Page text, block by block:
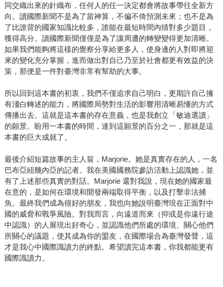
同交織出來的針織布，任何人的任一決定都會將故事帶往全新方
向。讀國際新聞不是為了當神算，不偏不倚預測未來；也不是為
了比誰背的國家知識比較多，誰能在最短時間內猜對多少題目，
獲得高分。讀國際新聞僅僅是為了讓周遭的轉變變得更加清晰。
如果我們能夠將這樣的覺察分享給更多人，使身邊的人對即將迎
來的變化充分掌握，進而做出對自己乃至於社會都更有效益的決
策，那便是一件對臺灣非常有幫助的大事。
所以回到這本書的初衷，我們不僅追求自己明白，更期許自己擁
有淺白轉述的能力，將國際局勢對生活的影響用清晰易懂的方式
傳播出去。這就是這本書的存在意義，也是我創立「敏迪選讀」
的願景。盼用一本書的時間，達到這願景的百分之一，那就是這
本書的巨大成就了。
最後介紹短篇故事的主人翁，Marjorie。她是真實存在的人，一名
巴布亞紐幾內亞的記者。我在美國國務院參訪活動上認識她，並
有了上述那些真實的對話。Marjorie 還對我說，現在她的國家最
在意的，是如何在環境和開發兩端取得平衡，以及打擊非法捕
魚。最終我們成為很好的朋友，我也向她說明臺灣現在正面對中
國的威脅和戰爭風險。對我而言，向遠道而來（抑或是你遠行途
中認識）的人展現出好奇心，並認識他們所處的環境、關心他們
所關心的議題，使其成為你的盟友，在國際場合為臺灣發聲，這
才是我心中國際識讀力的終點。希望讀完這本書，你我都能更有
國際識讀力。